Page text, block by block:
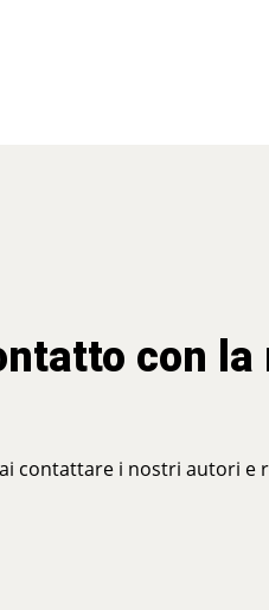
con la
contattare i nostri autori e